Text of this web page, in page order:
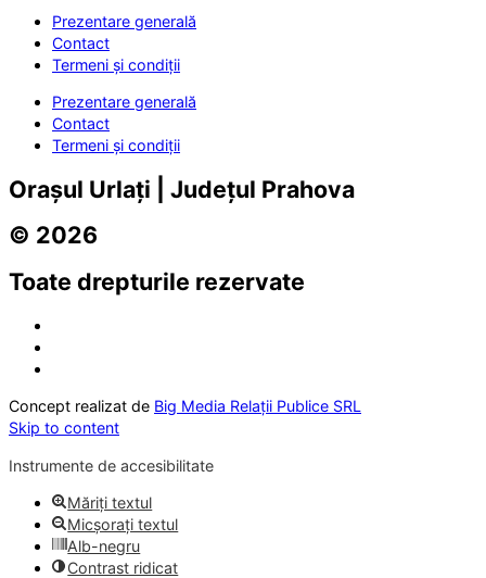
Prezentare generală
Contact
Termeni și condiții
Prezentare generală
Contact
Termeni și condiții
Orașul Urlați | Județul Prahova
© 2026
Toate drepturile rezervate
Concept realizat de Big Media Relații Publice SRL
Skip to content
Instrumente de accesibilitate
Măriți textul
Micșorați textul
Alb-negru
Contrast ridicat